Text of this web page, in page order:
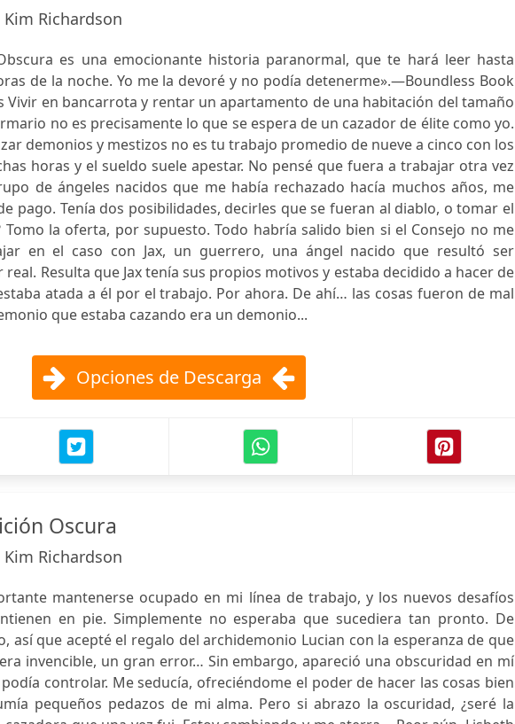
Kim Richardson
es una emocionante historia paranormal, que te hará leer hasta
de la noche. Yo me la devoré y no podía detenerme».—Boundless Book
Vivir en bancarrota y rentar un apartamento de una habitación del tamaño
no es precisamente lo que se espera de un cazador de élite como yo.
demonios y mestizos no es tu trabajo promedio de nueve a cinco con los
horas y el sueldo suele apestar. No pensé que fuera a trabajar otra vez
de ángeles nacidos que me había rechazado hacía muchos años, me
pago. Tenía dos posibilidades, decirles que se fueran al diablo, o tomar el
Tomo la oferta, por supuesto. Todo habría salido bien si el Consejo no me
en el caso con Jax, un guerrero, una ángel nacido que resultó ser
Resulta que Jax tenía sus propios motivos y estaba decidido a hacer de
atada a él por el trabajo. Por ahora. De ahí… las cosas fueron de mal
que estaba cazando era un demonio...
Opciones de Descarga
Oscura
Kim Richardson
mantenerse ocupado en mi línea de trabajo, y los nuevos desafíos
en pie. Simplemente no esperaba que sucediera tan pronto. De
así que acepté el regalo del archidemonio Lucian con la esperanza de que
invencible, un gran error… Sin embargo, apareció una obscuridad en mí
controlar. Me seducía, ofreciéndome el poder de hacer las cosas bien
pequeños pedazos de mi alma. Pero si abrazo la oscuridad, ¿seré la